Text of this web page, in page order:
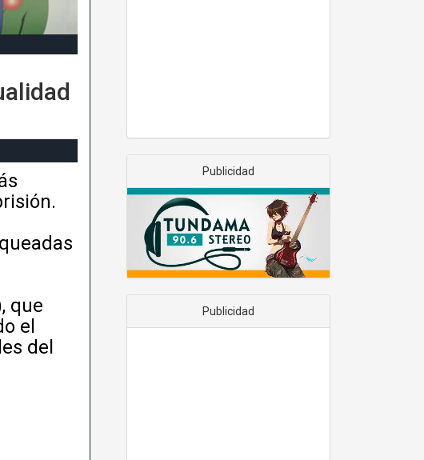
que
el
del
Publicidad
Publicidad